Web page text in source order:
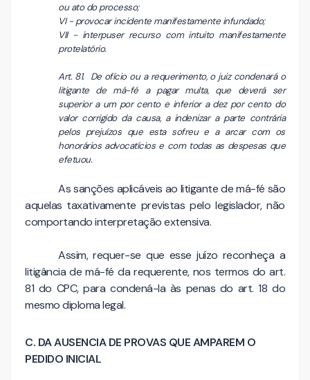
ou ato do processo;
VI - provocar incidente manifestamente infundado;
VII - interpuser recurso com intuito manifestamente
protelatório.
Art. 81. De ofício ou a requerimento, o juiz condenará o
litigante de má-fé a pagar multa, que deverá ser
superior a um por cento e inferior a dez por cento do
valor corrigido da causa, a indenizar a parte contrária
pelos prejuízos que esta sofreu e a arcar com os
honorários advocatícios e com todas as despesas que
efetuou.
As sanções aplicáveis ao litigante de má-fé são
aquelas taxativamente previstas pelo legislador, não
comportando interpretação extensiva.
Assim, requer-se que esse juízo reconheça a
litigância de má-fé da requerente, nos termos do art.
81 do CPC, para condená-la às penas do art. 18 do
mesmo diploma legal.
C. DA AUSENCIA DE PROVAS QUE AMPAREM O
PEDIDO INICIAL